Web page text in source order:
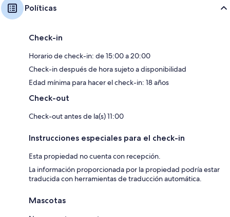
Políticas
Check-in
Horario de check-in: de 15:00 a 20:00
Check-in después de hora sujeto a disponibilidad
Edad mínima para hacer el check-in: 18 años
Check-out
Check-out antes de la(s) 11:00
Instrucciones especiales para el check-in
Esta propiedad no cuenta con recepción.
La información proporcionada por la propiedad podría estar
traducida con herramientas de traducción automática.
Mascotas